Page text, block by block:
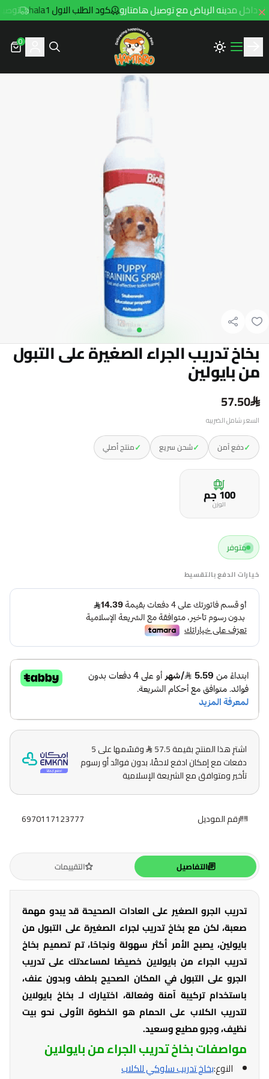
كود الطلب الاول hala1 توصيل مجاني
Hamtaro
0
بخاخ تدريب الجراء الصغيرة على التبول
من بايولين
57.50
السعر شامل الضريبه
✓دفع آمن ✓شحن سريع ✓منتج أصلي
100 جمالوزن
متوفر
خيارات الدفع بالتقسيط
اشترِ هذا المنتج بقيمة 57.5
وقسّمها على 5
دفعات مع إمكان ادفع لاحقًا، بدون فوائد أو رسوم
تأخير ومتوافق مع الشريعة الإسلامية
رقم الموديل 6970117123777
التفاصيل التقييمات
تدريب الجرو الصغير على العادات الصحيحة قد يبدو مهمة
صعبة، لكن مع بخاخ تدريب لجراء الصغيرة على التبول من
بايولين، يصبح الأمر أكثر سهولة ونجاحًا، تم تصميم بخاخ
تدريب الجراء من بايولاين خصيصًا لمساعدتك على تدريب
الجرو على التبول في المكان الصحيح بلطف وبدون عنف،
باستخدام تركيبة آمنة وفعالة، اختيارك لـ بخاخ بايولاين
لتدريب الكلاب على الحمام هو الخطوة الأولى نحو بيت
نظيف، وجرو مطيع وسعيد.
مواصفات بخاخ تدريب الجراء من بايولاين
النوع:بخاخ تدريب سلوكي للكلاب